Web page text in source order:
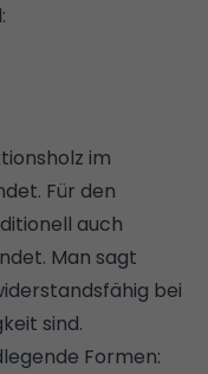
im
Für den
auch
Man sagt
bei
sind.
Formen: